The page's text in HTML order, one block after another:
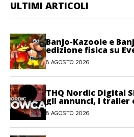
ULTIMI ARTICOLI
Banjo-Kazooie e
edizione fisica su
8 AGOSTO 2026
THQ Nordic Digital
gli annunci, i trailer
dell’evento
8 AGOSTO 2026